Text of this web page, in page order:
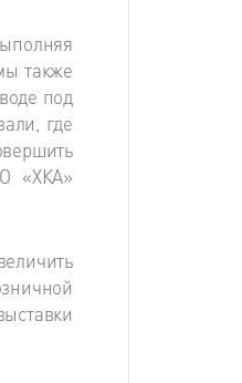
также
под
где
«ХКА»